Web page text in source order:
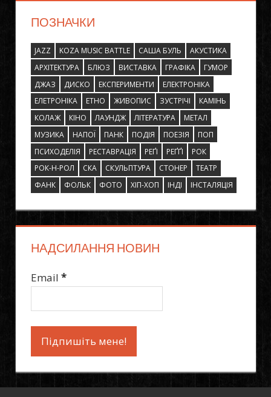
ПОЗНАЧКИ
JAZZ KOZA MUSIC BATTLE САША БУЛЬ
АКУСТИКА
АРХІТЕКТУРА
БЛЮЗ ВИСТАВКА ГРАФІКА
ГУМОР
ДЖАЗ
ДИСКО ЕКСПЕРИМЕНТИ
ЕЛЕКТРОНІКА
ЕЛЕТРОНІКА
ЕТНО ЖИВОПИС ЗУСТРІЧІ
КАМІНЬ
КОЛАЖ
КІНО ЛАУНДЖ ЛІТЕРАТУРА
МЕТАЛ
МУЗИКА
НАПОЇ ПАНК ПОДІЯ ПОЕЗІЯ
ПОП
ПСИХОДЕЛІЯ
РЕСТАВРАЦІЯ РЕҐІ РЕҐҐІ
РОК
РОК-Н-РОЛ
СКА СКУЛЬПТУРА СТОНЕР
ТЕАТР
ФАНК
ФОЛЬК ФОТО ХІП-ХОП ІНДІ ІНСТАЛЯЦІЯ
НАДСИЛАННЯ НОВИН
Email *